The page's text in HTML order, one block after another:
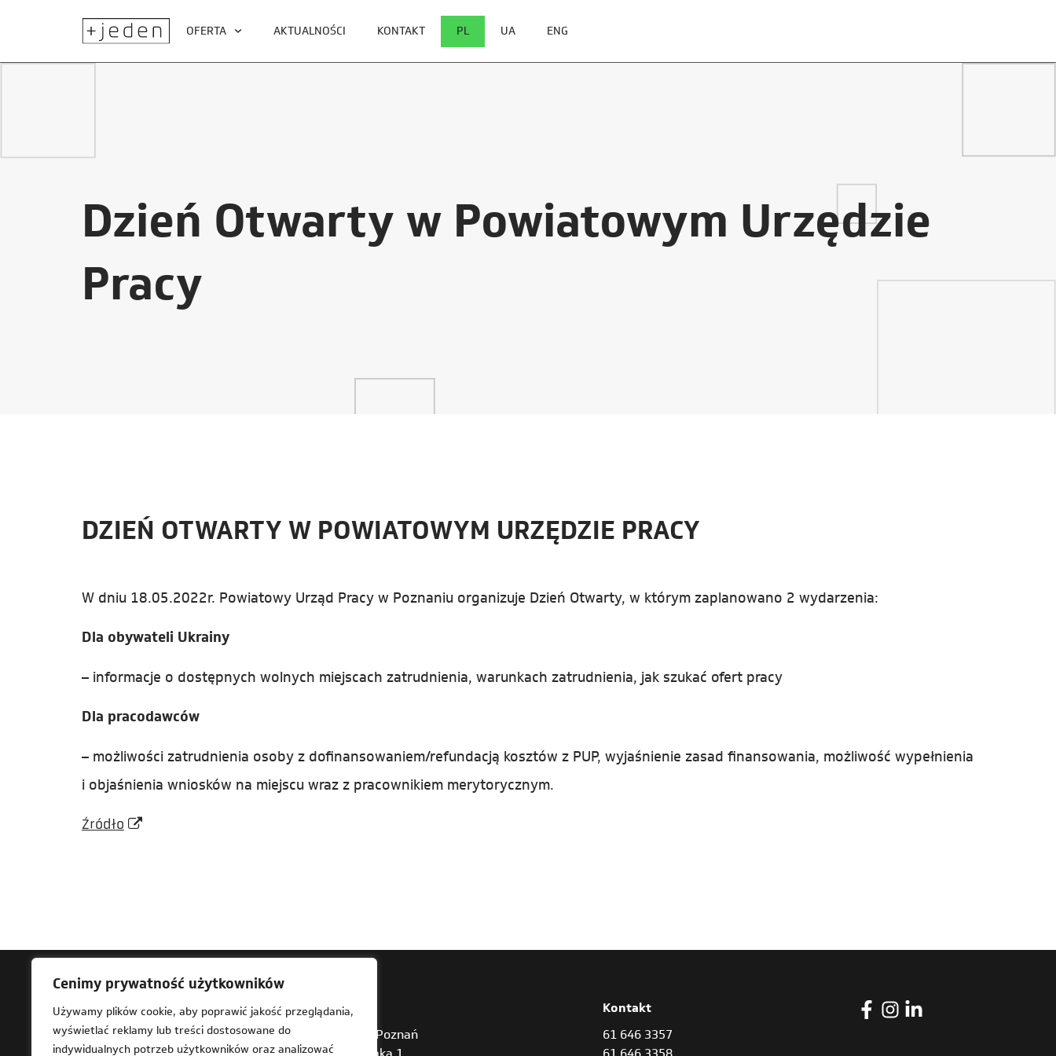
Cenimy prywatność użytkowników
Używamy plików cookie, aby poprawić jakość przeglądania,
wyświetlać reklamy lub treści dostosowane do
indywidualnych potrzeb użytkowników oraz analizować
OFERTA AKTUALNOŚCI KONTAKT PL UA ENG
Dzień Otwarty w Powiatowym Urzędzie
Pracy
DZIEŃ OTWARTY W POWIATOWYM URZĘDZIE PRACY
W dniu 18.05.2022r. Powiatowy Urząd Pracy w Poznaniu organizuje Dzień Otwarty, w którym zaplanowano 2 wydarzenia:
Dla obywateli Ukrainy
– informacje o dostępnych wolnych miejscach zatrudnienia, warunkach zatrudnienia, jak szukać ofert pracy
Dla pracodawców
– możliwości zatrudnienia osoby z dofinansowaniem/refundacją kosztów z PUP, wyjaśnienie zasad finansowania, możliwość wypełnienia
i objaśnienia wniosków na miejscu wraz z pracownikiem merytorycznym.
Źródło
Adres
61-842 Poznań
Kontakt
61 646 3357